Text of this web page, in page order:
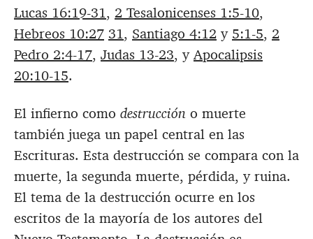
Lucas 16:19-31, 2 Tesalonicenses 1:5-10,
Hebreos 10:27 31, Santiago 4:12 y 5:1-5, 2
Pedro 2:4-17, Judas 13-23, yApocalipsis
20:10-15.
El infierno como destrucción o muerte
también juega un papel central en las
Escrituras. Esta destrucción se compara con la
muerte, la segunda muerte, pérdida, y ruina.
El tema de la destrucción ocurre en los
escritos de la mayoría de los autores del